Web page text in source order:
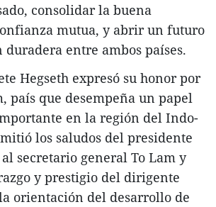
consolidar la buena
mutua, y abrir un futuro
duradera entre ambos países.
Hegseth expresó su honor por
país que desempeña un papel
en la región del Indo-
los saludos del presidente
secretario general To Lam y
y prestigio del dirigente
orientación del desarrollo de